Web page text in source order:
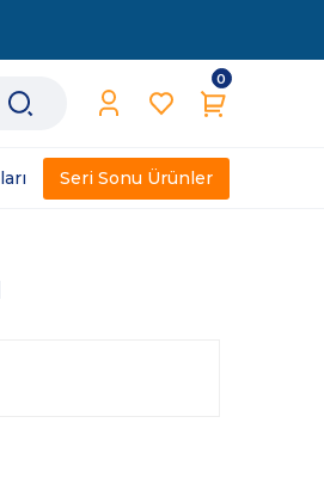
0
Seri Sonu Ürünler